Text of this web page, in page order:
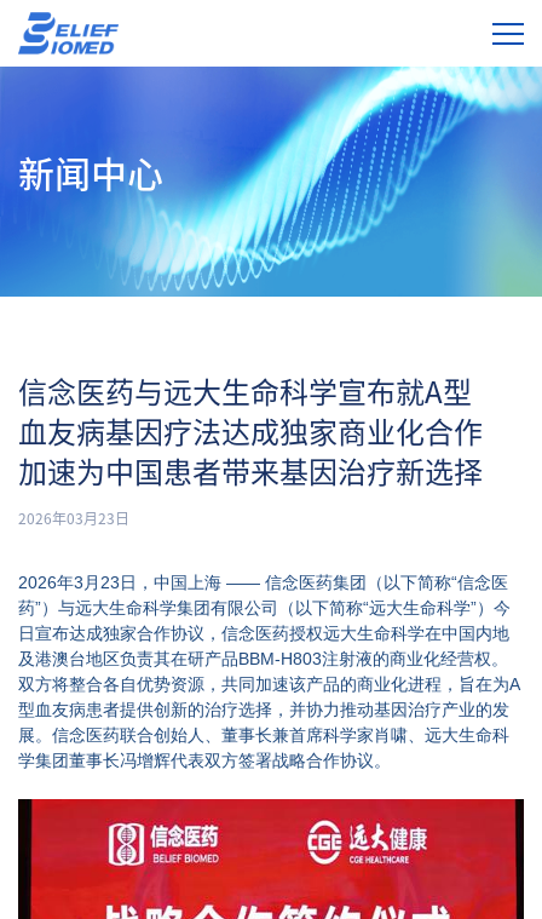
新闻中心
信念医药与远大生命科学宣布就A型
血友病基因疗法达成独家商业化合作
加速为中国患者带来基因治疗新选择
2026年03月23日
2026年3月23日 ，中国上海 —— 信念医药集团（以下简称“信念医
药”）与远大生命科学集团有限公司（以下简称“远大生命科学”）今
日宣布达成独家合作协议，信念医药授权远大生命科学在中国内地
及港澳台地区负责其在研产品BBM-H803注射液的商业化经营权。
双方将整合各自优势资源，共同加速该产品的商业化进程，旨在为A
型血友病患者提供创新的治疗选择，并协力推动基因治疗产业的发
展。信念医药联合创始人、董事长兼首席科学家肖啸、远大生命科
学集团董事长冯增辉代表双方签署战略合作协议。